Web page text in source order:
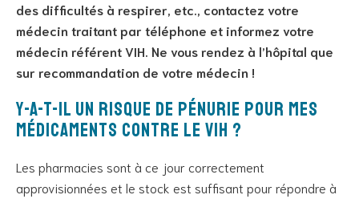
des difficultés à respirer, etc., contactez votre
médecin traitant par téléphone et informez votre
médecin référent VIH. Ne vous rendez à l’hôpital que
sur recommandation de votre médecin !
Y-a-t-il un risque de pénurie pour mes
médicaments contre le VIH ?
Les pharmacies sont à ce jour correctement
approvisionnées et le stock est suffisant pour répondre à